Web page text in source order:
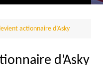
actionnaire d’Asky
d’Asky